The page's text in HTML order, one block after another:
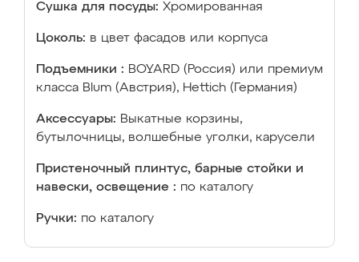
Сушка для посуды: Хромированная
Цоколь: в цвет фасадов или корпуса
Подъемники : BOYARD (Россия) или премиум
класса Blum (Австрия), Hettich (Германия)
Аксессуары: Выкатные корзины,
бутылочницы, волшебные уголки, карусели
Пристеночный плинтус, барные стойки и
навески, освещение : по каталогу
Ручки: по каталогу